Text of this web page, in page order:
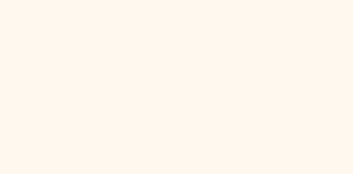
vous permet de prendre des clichés détaillés